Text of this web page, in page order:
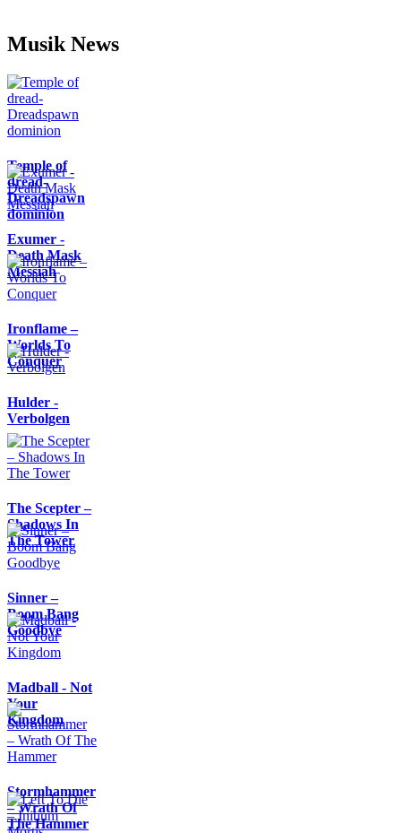
Musik News
Temple of
dread-
Dreadspawn
dominion
Exumer -
Death Mask
Messiah
Ironflame –
Worlds To
Conquer
Hulder -
Verbolgen
The Scepter –
Shadows In
The Tower
Sinner –
Boom Bang
Goodbye
Madball - Not
Your
Kingdom
Stormhammer
– Wrath Of
The Hammer